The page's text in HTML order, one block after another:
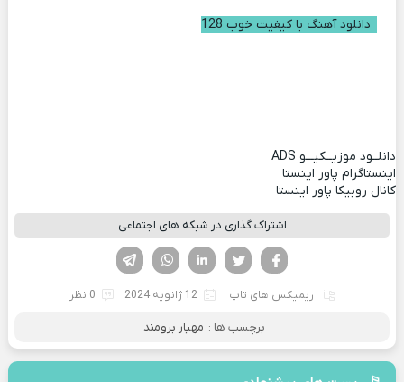
دانلود آهنگ با کیفیت خوب 128
دانلــود موزیــکیـــو ADS
اینستاگرام پاور اینستا
کانال روبیکا پاور اینستا
اشتراک گذاری در شبکه های اجتماعی
لینکدین تویتر
فیسوک
ریمیکس های تاپ 12 ژانویه 2024 0 نظر
برچسب ها : مهیار برومند